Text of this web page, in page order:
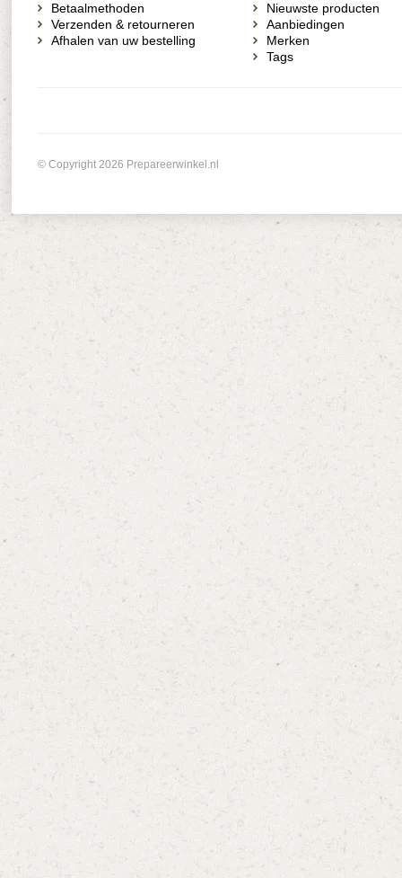
Betaalmethoden
Verzenden & retourneren
Afhalen van uw bestelling
Nieuwste producten
Aanbiedingen
Merken
Tags
© Copyright 2026 Prepareerwinkel.nl